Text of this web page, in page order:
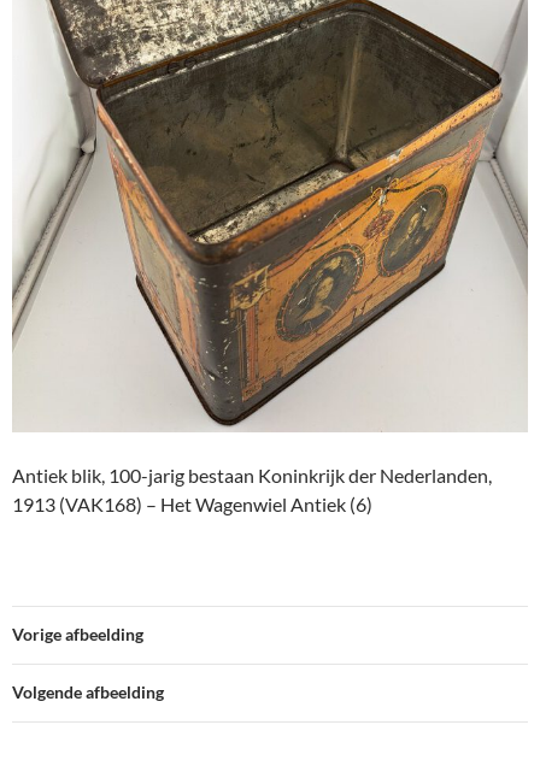
Antiek blik, 100-jarig bestaan Koninkrijk der Nederlanden,
1913 (VAK168) – Het Wagenwiel Antiek (6)
Vorige afbeelding
Volgende afbeelding